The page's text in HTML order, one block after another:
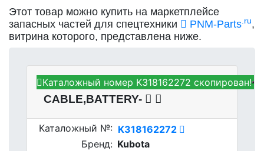
Этот товар можно купить на маркетплейсе
запасных частей для спецтехники
PNM-Parts.ru,
витрина которого, представлена ниже.
Kubota K318162272 -
CABLE,BATTERY-
Каталожный №: K318162272
Бренд: Kubota
Каталожный номер K318162272 скопирован!